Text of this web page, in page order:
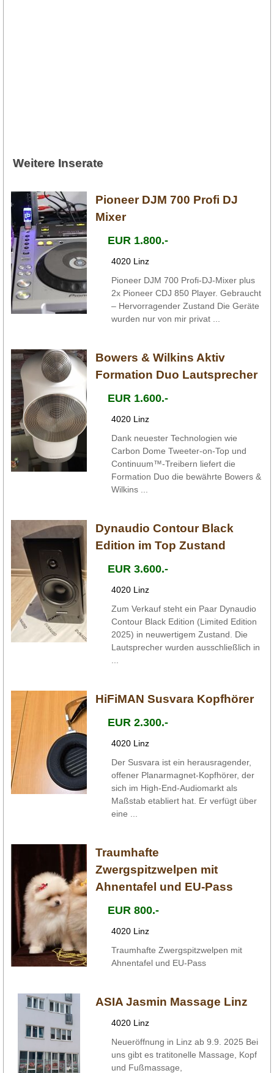
Weitere Inserate
Pioneer DJM 700 Profi DJ
Mixer
EUR 1.800.-
4020 Linz
Pioneer DJM 700 Profi-DJ-Mixer plus
2x Pioneer CDJ 850 Player. Gebraucht
– Hervorragender Zustand Die Geräte
wurden nur von mir privat ...
Bowers & Wilkins Aktiv
Formation Duo Lautsprecher
EUR 1.600.-
4020 Linz
Dank neuester Technologien wie
Carbon Dome Tweeter-on-Top und
Continuum™-Treibern liefert die
Formation Duo die bewährte Bowers &
Wilkins ...
Dynaudio Contour Black
Edition im Top Zustand
EUR 3.600.-
4020 Linz
Zum Verkauf steht ein Paar Dynaudio
Contour Black Edition (Limited Edition
2025) in neuwertigem Zustand. Die
Lautsprecher wurden ausschließlich in
HiFiMAN Susvara Kopfhörer
EUR 2.300.-
4020 Linz
Der Susvara ist ein herausragender,
offener Planarmagnet-Kopfhörer, der
sich im High-End-Audiomarkt als
Maßstab etabliert hat. Er verfügt über
eine ...
Traumhafte
Zwergspitzwelpen mit
Ahnentafel und EU-Pass
EUR 800.-
4020 Linz
Traumhafte Zwergspitzwelpen mit
Ahnentafel und EU-Pass
ASIA Jasmin Massage Linz
4020 Linz
Neueröffnung in Linz ab 9.9. 2025 Bei
uns gibt es tratitonelle Massage, Kopf
und Fußmassage,